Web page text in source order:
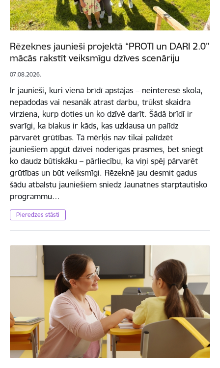
Rēzeknes jaunieši projektā “PROTI un DARI 2.0”
mācās rakstīt veiksmīgu dzīves scenāriju
07.08.2026.
Ir jaunieši, kuri vienā brīdī apstājas – neinteresē skola,
nepadodas vai nesanāk atrast darbu, trūkst skaidra
virziena, kurp doties un ko dzīvē darīt. Šādā brīdī ir
svarīgi, ka blakus ir kāds, kas uzklausa un palīdz
pārvarēt grūtības. Tā mērķis nav tikai palīdzēt
jauniešiem apgūt dzīvei noderīgas prasmes, bet sniegt
ko daudz būtiskāku – pārliecību, ka viņi spēj pārvarēt
grūtības un būt veiksmīgi. Rēzeknē jau desmit gadus
šādu atbalstu jauniešiem sniedz Jaunatnes starptautisko
programmu…
Pieredzes stāsti